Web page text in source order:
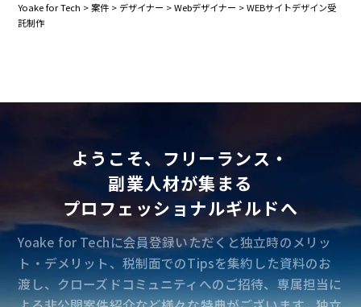
Yoake for Tech >案件 > デザイナー >Webデザイナー >WEBサイトデザイン受
託制作
ようこそ、フリーランス・
副業人材が集まる
プロフェッショナルギルドへ
Yoake for Techに会員登録いただくと独立時のメリッ
ト・デメリット、税制面でのTipsを集約した資料のお
渡し、クローズドコミュニティへのご招待、専属担当に